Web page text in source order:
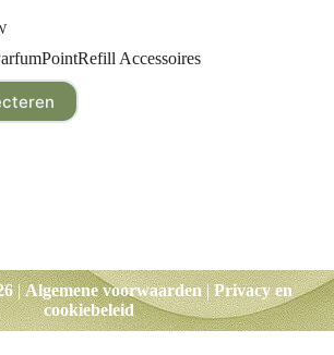
Accessoires
|Algemene voorwaarden|Privacy en
cookiebeleid